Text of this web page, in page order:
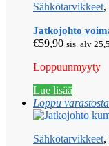
Sähkötarvikkeet,
Jatkojohto
€59,90 sis. alv
Loppuunmyyty
Lue lisää
Loppu varastosta
Sähkötarvikkeet,